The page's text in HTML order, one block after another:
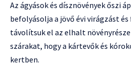
Az ágyások és dísznövények őszi
befolyásolja a jövő évi virágzást
távolítsuk el az elhalt
szárakat, hogy a kártevők és
kertben.